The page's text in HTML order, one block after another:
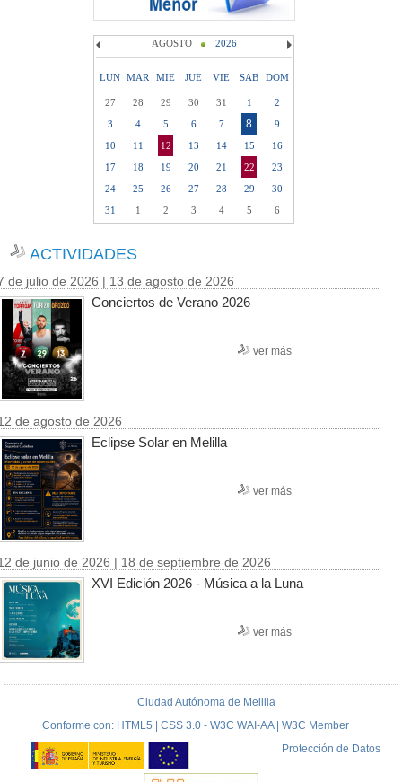
AGOSTO 2026
LUN MAR MIE JUE VIE SAB DOM
27 28 29 30 31 1
2
3
4 5 6 7 8
9
10
11 12 13 14 15
16
17
18 19 20 21 22
23
24
25 26 27 28 29
30
31
1 2 3 4 5 6
ACTIVIDADES
de julio de 2026 | 13 de agosto de 2026
Conciertos de Verano 2026
ver más
de agosto de 2026
Eclipse Solar en Melilla
ver más
de junio de 2026 | 18 de septiembre de 2026
XVI Edición 2026 - Música a la Luna
ver más
Ciudad Autónoma de Melilla
Conforme con: HTML5 | CSS 3.0 - W3C WAI-AA | W3C Member
Protección de Datos